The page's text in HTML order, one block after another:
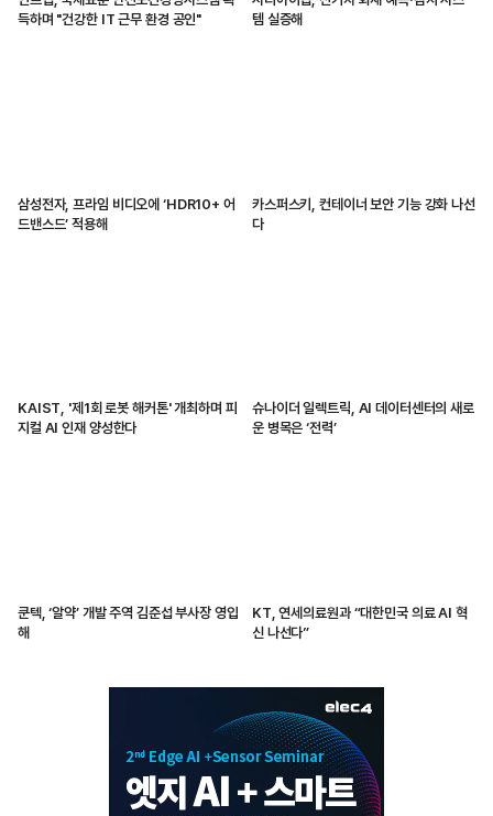
득하며 "건강한 IT 근무 환경 공인"
템 실증해
삼성전자, 프라임 비디오에 ‘HDR10+ 어
드밴스드’ 적용해
카스퍼스키, 컨테이너 보안 기능 강화 나선
다
KAIST, '제1회 로봇 해커톤' 개최하며 피
지컬 AI 인재 양성한다
슈나이더 일렉트릭, AI 데이터센터의 새로
운 병목은 ‘전력’
쿤텍, ‘알약’ 개발 주역 김준섭 부사장 영입
해
KT, 연세의료원과 “대한민국 의료 AI 혁
신 나선다”